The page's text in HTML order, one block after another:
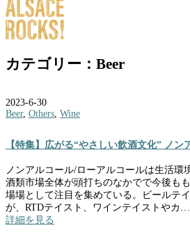
カテゴリー：Beer
2023-6-30
Beer, Others Wine
【特集】広がる“やさしい飲酒文化” ノン
ノンアルコール/ローアルコールは生活環
酒類市場全体が頭打ちのなかでで今後も
場場として注目を集めている。ビールテ
が、RTDテイスト、ワインテイストやカ…
詳細を見る